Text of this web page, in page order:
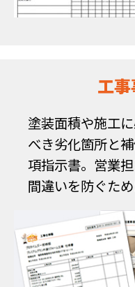
工
塗装面積や施工
べき劣化箇所と
項指示書。営業
間違いを防ぐため